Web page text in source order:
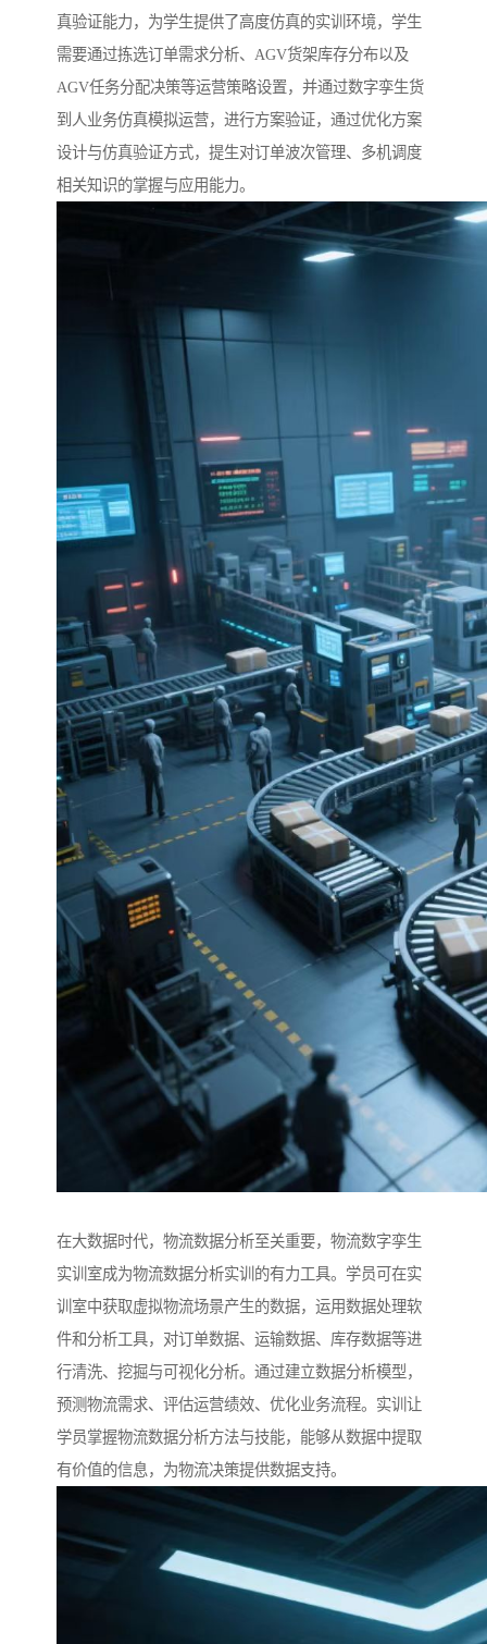
真验证能力，为学生提供了高度仿真的实训环境，学生
需要通过拣选订单需求分析、AGV货架库存分布以及
AGV任务分配决策等运营策略设置，并通过数字孪生货
到人业务仿真模拟运营，进行方案验证，通过优化方案
设计与仿真验证方式，提生对订单波次管理、多机调度
相关知识的掌握与应用能力。
在大数据时代，物流数据分析至关重要，物流数字孪生
实训室成为物流数据分析实训的有力工具。学员可在实
训室中获取虚拟物流场景产生的数据，运用数据处理软
件和分析工具，对订单数据、运输数据、库存数据等进
行清洗、挖掘与可视化分析。通过建立数据分析模型，
预测物流需求、评估运营绩效、优化业务流程。实训让
学员掌握物流数据分析方法与技能，能够从数据中提取
有价值的信息，为物流决策提供数据支持。​